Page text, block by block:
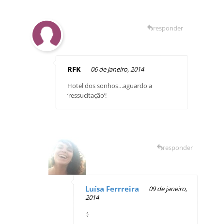
RFK
06 de janeiro, 2014
Hotel dos sonhos…aguardo a
‘ressucitação’!
responder
Luísa Ferrreira
09 de janeiro,
2014
:)
responder